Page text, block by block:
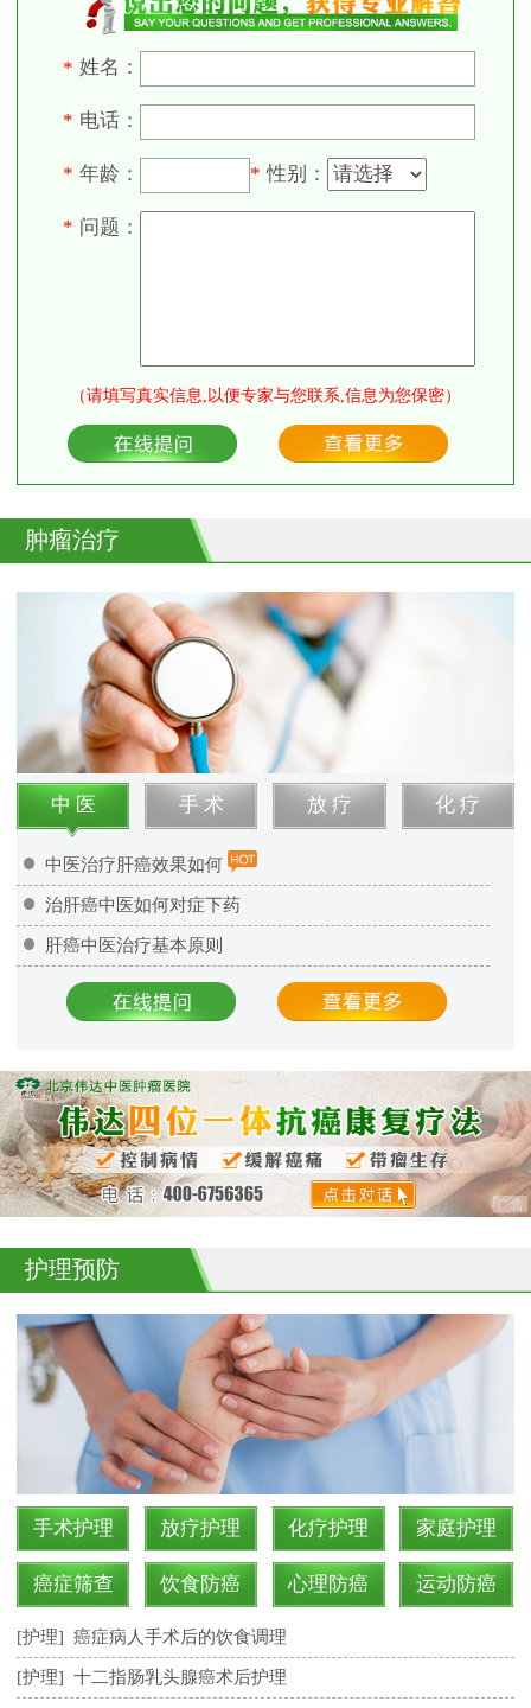
* 姓名：
* 电话：
* 年龄： * 性别：
* 问题：
（请填写真实信息,以便专家与您联系,信息为您保密）
肿瘤治疗
中 医 手 术 放 疗 化 疗
中医治疗肝癌效果如何
治肝癌中医如何对症下药
肝癌中医治疗基本原则
护理预防
手术护理 放疗护理 化疗护理 家庭护理
癌症筛查 饮食防癌 心理防癌 运动防癌
[护理] 癌症病人手术后的饮食调理
[护理] 十二指肠乳头腺癌术后护理